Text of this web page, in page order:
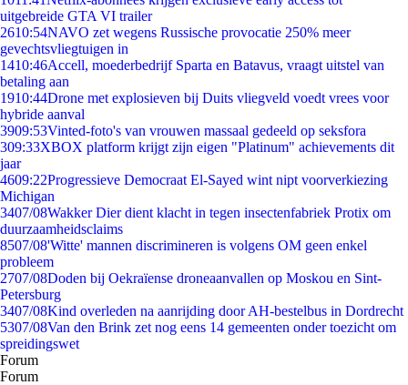
uitgebreide GTA VI trailer
2610:54NAVO zet wegens Russische provocatie 250% meer
gevechtsvliegtuigen in
1410:46Accell, moederbedrijf Sparta en Batavus, vraagt uitstel van
betaling aan
1910:44Drone met explosieven bij Duits vliegveld voedt vrees voor
hybride aanval
3909:53Vinted-foto's van vrouwen massaal gedeeld op seksfora
309:33XBOX platform krijgt zijn eigen "Platinum" achievements dit
jaar
4609:22Progressieve Democraat El-Sayed wint nipt voorverkiezing
Michigan
3407/08Wakker Dier dient klacht in tegen insectenfabriek Protix om
duurzaamheidsclaims
8507/08'Witte' mannen discrimineren is volgens OM geen enkel
probleem
2707/08Doden bij Oekraïense droneaanvallen op Moskou en Sint-
Petersburg
3407/08Kind overleden na aanrijding door AH-bestelbus in Dordrecht
5307/08Van den Brink zet nog eens 14 gemeenten onder toezicht om
spreidingswet
Forum
Forum